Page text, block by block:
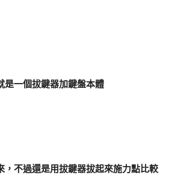
是一個拔鍵器加鍵盤本體
，不過還是用拔鍵器拔起來施力點比較